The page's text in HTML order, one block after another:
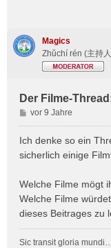
Magics
Zhǔchí rén (主持
Der Filme-
B
e
i
g
vor 9 Jahre
Ich denke so ein
sicherlich einige
Welche Filme mögt
Welche Filme
dieses Beitrages zu
Sic transit gloria